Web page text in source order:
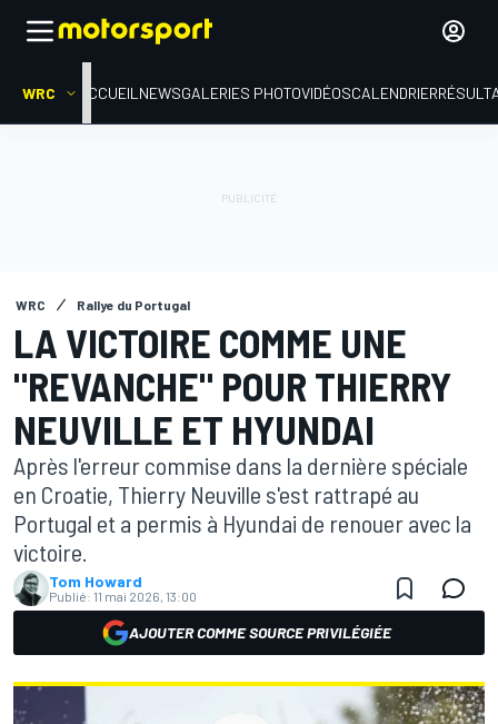
WRC ACCUEIL NEWSGALERIES PHOTOVIDÉOSCALENDRIER
WRC Rallye du Portugal
LA VICTOIRE COMME UNE
"REVANCHE" POUR THIERRY
NEUVILLE ET HYUNDAI
Après l'erreur commise dans la dernière spéciale
en Croatie, Thierry Neuville s'est rattrapé au
Portugal et a permis à Hyundai de renouer avec la
victoire.
Tom Howard
Publié: 11 mai 2026, 13:00
AJOUTER COMME SOURCE PRIVILÉGIÉE